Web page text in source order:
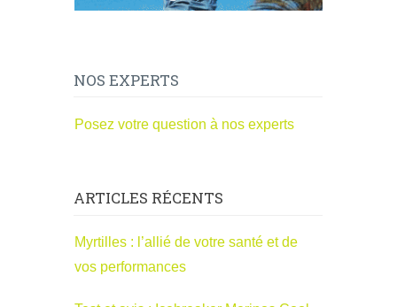
NOS EXPERTS
Posez votre question à nos experts
ARTICLES RÉCENTS
Myrtilles : l’allié de votre santé et de
vos performances